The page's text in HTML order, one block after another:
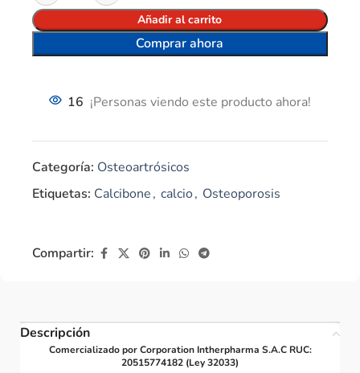
Añadir al carrito
Comprar ahora
16 ¡Personas viendo este producto ahora!
Categoría: Osteoartrósicos
Etiquetas: Calcibone, calcio, Osteoporosis
Compartir:
Descripción
Comercializado por Corporation Intherpharma S.A.C RUC:
20515774182 (Ley 32033)